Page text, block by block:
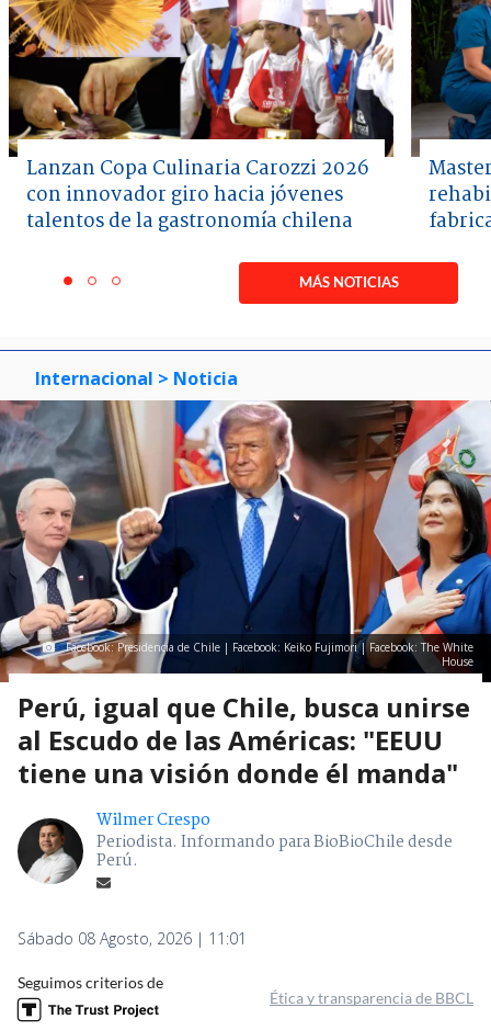
Lanzan Copa Culinaria Carozzi 2026
con innovador giro hacia jóvenes
talentos de la gastronomía chilena
itemitemitem
MÁS NOTICIAS
Internacional > Noticia
Facebook: Presidencia de Chile | Facebook: Keiko Fujimori | Facebook: The White
House
Perú, igual que Chile, busca unirse
al Escudo de las Américas: "EEUU
tiene una visión donde él manda"
Wilmer Crespo
Periodista. Informando para BioBioChile desde
Perú.
Sábado 08 Agosto, 2026 | 11:01
Seguimos criterios de
Ética y transparencia de BBCL